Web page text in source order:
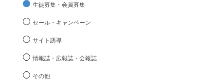
生徒募集・会員募集
セール・キャンペーン
サイト誘導
情報誌・広報誌・会報誌
その他